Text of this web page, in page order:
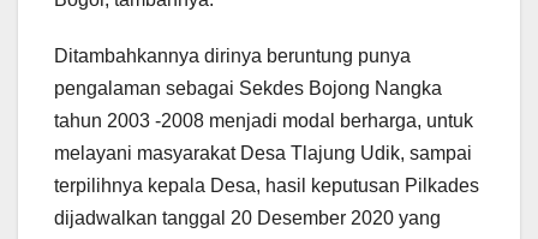
Ditambahkannya dirinya beruntung punya
pengalaman sebagai Sekdes Bojong Nangka
tahun 2003 -2008 menjadi modal berharga, untuk
melayani masyarakat Desa Tlajung Udik, sampai
terpilihnya kepala Desa, hasil keputusan Pilkades
dijadwalkan tanggal 20 Desember 2020 yang